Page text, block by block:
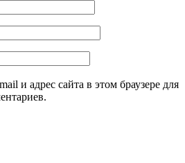
и адрес сайта в этом браузере для